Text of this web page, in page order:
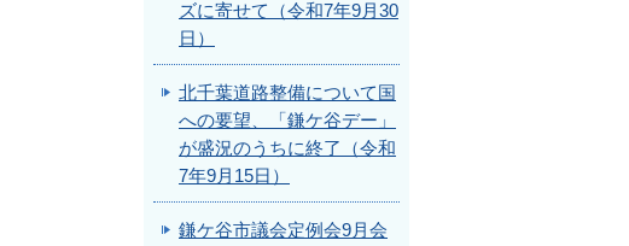
ズに寄せて（令和7年9月30
日）
北千葉道路整備について国
への要望、「鎌ケ谷デー」
が盛況のうちに終了（令和
7年9月15日）
鎌ケ谷市議会定例会9月会